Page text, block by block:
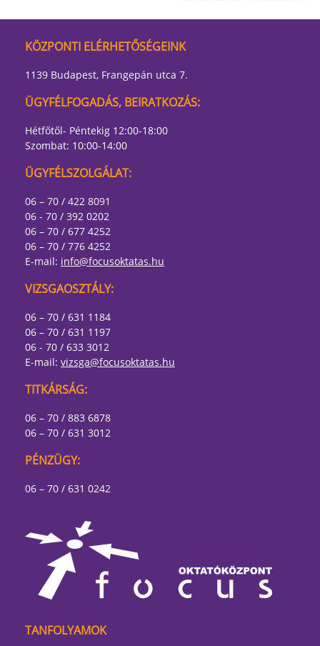
KÖZPONTI ELÉRHETŐSÉGEINK
1139 Budapest, Frangepán utca 7.
ÜGYFÉLFOGADÁS, BEIRATKOZÁS:
Hétfőtől- Péntekig 12:00-18:00
Szombat: 10:00-14:00
ÜGYFÉLSZOLGÁLAT:
06 – 70 / 422 8091
06 - 70 / 392 0202
06 – 70 / 677 4252
06 – 70 / 776 4252
E-mail: info@focusoktatas.hu
VIZSGAOSZTÁLY:
06 – 70 / 631 1184
06 – 70 / 631 1197
06 - 70 / 633 3012
E-mail: vizsga@focusoktatas.hu
TITKÁRSÁG:
06 – 70 / 883 6878
06 – 70 / 631 3012
PÉNZÜGY:
06 – 70 / 631 0242
TANFOLYAMOK